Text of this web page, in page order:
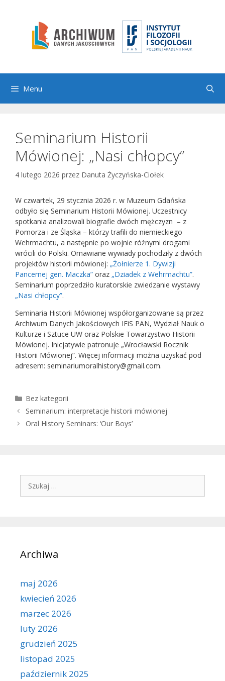
Menu
Seminarium Historii
Mówionej: „Nasi chłopcy”
4 lutego 2026 przez Danuta Życzyńska-Ciołek
W czwartek, 29 stycznia 2026 r. w Muzeum Gdańska
odbyło się Seminarium Historii Mówionej. Uczestnicy
spotkania analizowali biografie dwóch mężczyzn – z
Pomorza i ze Śląska – którzy trafili do niemieckiego
Wehrmachtu, a następnie po wojnie różnymi drogami
wrócili do Polski. Omawiane wywiady pochodziły z dwóch
projektów historii mówionej: „Żołnierze 1. Dywizji
Pancernej gen. Maczka” oraz „Dziadek z Wehrmachtu”.
Seminarium poprzedziło kuratorskie zwiedzanie wystawy
„Nasi chłopcy”.
Seminaria Historii Mówionej współorganizowane są przez
Archiwum Danych Jakościowych IFiS PAN, Wydział Nauk o
Kulturze i Sztuce UW oraz Polskie Towarzystwo Historii
Mówionej. Inicjatywie patronuje „Wrocławski Rocznik
Historii Mówionej”. Więcej informacji można uzyskać pod
adresem: seminariumoralhistory@gmail.com.
Kategorie
Bez kategorii
Seminarium: interpretacje historii mówionej
Oral History Seminars: ‘Our Boys’
Szukaj:
Archiwa
maj 2026
kwiecień 2026
marzec 2026
luty 2026
grudzień 2025
listopad 2025
październik 2025